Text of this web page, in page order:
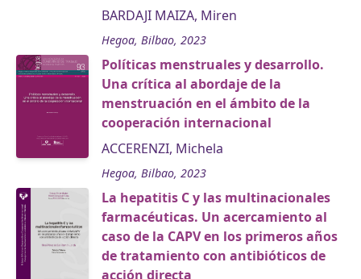
BARDAJI MAIZA, Miren
Hegoa, Bilbao, 2023
Políticas menstruales y desarrollo.
Una crítica al abordaje de la
menstruación en el ámbito de la
cooperación internacional
ACCERENZI, Michela
Hegoa, Bilbao, 2023
La hepatitis C y las multinacionales
farmacéuticas. Un acercamiento al
caso de la CAPV en los primeros años
de tratamiento con antibióticos de
acción directa